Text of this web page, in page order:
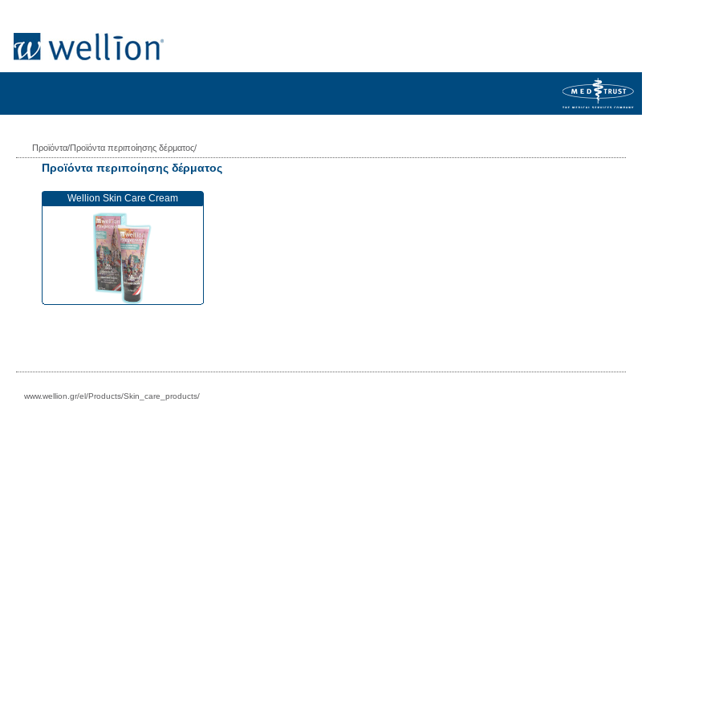
Προϊόντα/Προϊόντα περιποίησης δέρματος/
Προϊόντα περιποίησης δέρματος
Wellion Skin Care Cream
www.wellion.gr/el/Products/Skin_care_products/